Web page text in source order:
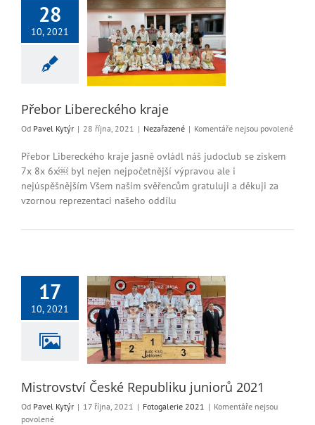
28
10, 2021
Přebor Libereckého kraje
Od Pavel Kytýr | 28 října, 2021 | Nezařazené | Komentáře nejsou povolenéu
Přebor Libereckého kraje jasně ovládl náš judoclub se ziskem
7x 8x 6x￼ byl nejen nejpočetnější výpravou ale i
nejúspěšnějším Všem našim svěřencům gratuluji a děkuji za
vzornou reprezentaci našeho oddílu
17
10, 2021
České
juniorů 2021
2021
Mistrovství České Republiku juniorů 2021
Od Pavel Kytýr | 17 října, 2021 | Fotogalerie 2021 | Komentáře nejsou
povolenéu